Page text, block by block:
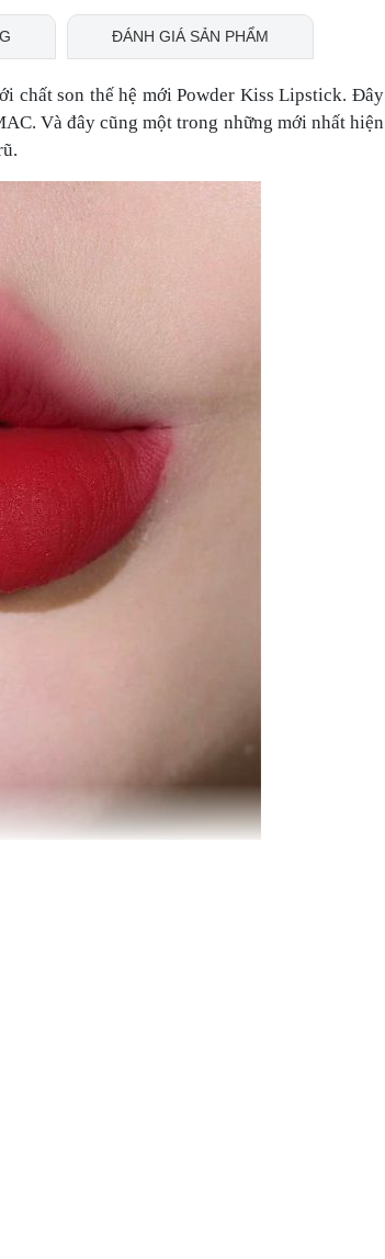
ĐÁNH GIÁ SẢN PHẨM
chất son thế hệ mới Powder Kiss Lipstick. Đây
Và đây cũng một trong những mới nhất hiện
mềm mại và mượt mà suốt cả ngày.